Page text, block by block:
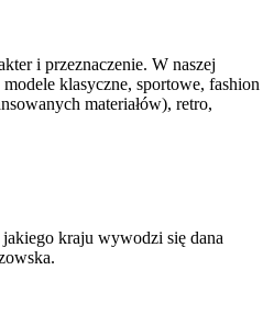
i przeznaczenie. W naszej
klasyczne, sportowe, fashion
materiałów), retro,
kraju wywodzi się dana